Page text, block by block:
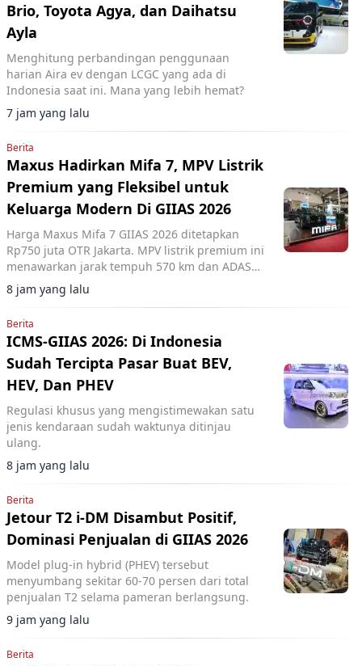
Brio, Toyota Agya, dan Daihatsu
Ayla
Menghitung perbandingan penggunaan
harian Aira ev dengan LCGC yang ada di
Indonesia saat ini. Mana yang lebih hemat?
7 jam yang lalu
Berita
Maxus Hadirkan Mifa 7, MPV Listrik
Premium yang Fleksibel untuk
Keluarga Modern Di GIIAS 2026
Harga Maxus Mifa 7 GIIAS 2026 ditetapkan
Rp750 juta OTR Jakarta. MPV listrik premium ini
menawarkan jarak tempuh 570 km dan ADAS
Level 2+.
8 jam yang lalu
Berita
ICMS-GIIAS 2026: Di Indonesia
Sudah Tercipta Pasar Buat BEV,
HEV, Dan PHEV
Regulasi khusus yang mengistimewakan satu
jenis kendaraan sudah waktunya ditinjau
ulang.
8 jam yang lalu
Berita
Jetour T2 i-DM Disambut Positif,
Dominasi Penjualan di GIIAS 2026
Model plug-in hybrid (PHEV) tersebut
menyumbang sekitar 60-70 persen dari total
penjualan T2 selama pameran berlangsung.
9 jam yang lalu
Berita